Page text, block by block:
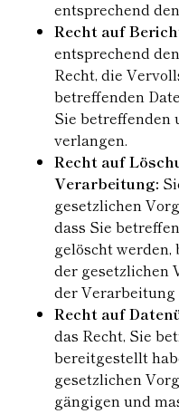
entsprechend
Recht auf
entsprechend
Recht, die
betreffenden
Sie betreffenden
verlangen.
Recht auf
Verarbeitung:
gesetzlichen
dass Sie
gelöscht werden,
der gesetzlichen
der Verarbeitung
Recht auf
das Recht, Sie
bereitgestellt
gesetzlichen
gängigen und